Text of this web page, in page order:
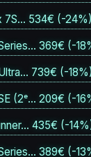
7S… 534€ (-
369€ (-
739€ (-
(2ᵉ… 209€ (-
435€ (-
389€ (-